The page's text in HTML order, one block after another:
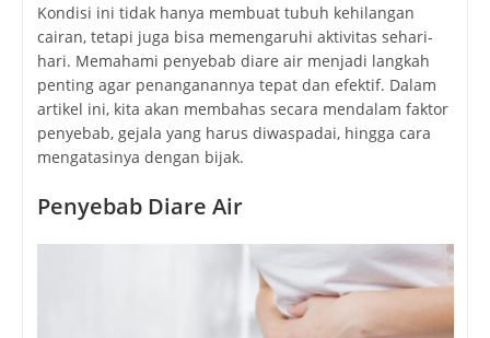
Kondisi ini tidak hanya membuat tubuh kehilangan
cairan, tetapi juga bisa memengaruhi aktivitas sehari-
hari. Memahami penyebab diare air menjadi langkah
penting agar penanganannya tepat dan efektif. Dalam
artikel ini, kita akan membahas secara mendalam faktor
penyebab, gejala yang harus diwaspadai, hingga cara
mengatasinya dengan bijak.
Penyebab Diare Air